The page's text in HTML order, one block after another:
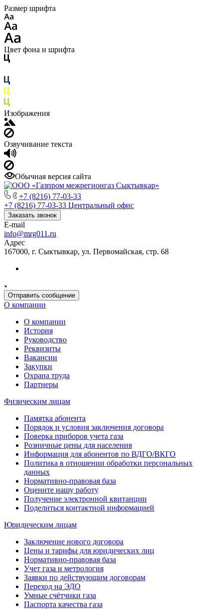
Размер шрифта
Цвет фона и шрифта
Изображения
Озвучивание текста
Обычная версия сайта
+7 (8216) 77-03-33
+7 (8216) 77-03-33 Центральный офис
Заказать звонок
E-mail
info@mrg011.ru
Адрес
167000, г. Сыктывкар, ул. Первомайская, стр. 68
Отправить сообщение
О компании
О компании
История
Руководство
Реквизиты
Вакансии
Закупки
Охрана труда
Партнеры
Физическим лицам
Памятка абонента
Порядок и условия заключения договора
Поверка приборов учета газа
Розничные цены для населения
Информация для абонентов по ВДГО/ВКГО
Политика в отношении обработки персональных
данных
Нормативно-правовая база
Оцените нашу работу
Получение электронной квитанции
Поделиться контактной информацией
Юридическим лицам
Заключение нового договора
Цены и тарифы для юридических лиц
Нормативно-правовая база
Учет газа и метрология
Заявки по действующим договорам
Переход на ЭДО
Умные счётчики газа
Паспорта качества газа